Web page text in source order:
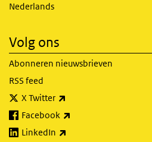
Nederlands
Volg ons
Abonneren nieuwsbrieven
RSS feed
X Twitter
Facebook
LinkedIn